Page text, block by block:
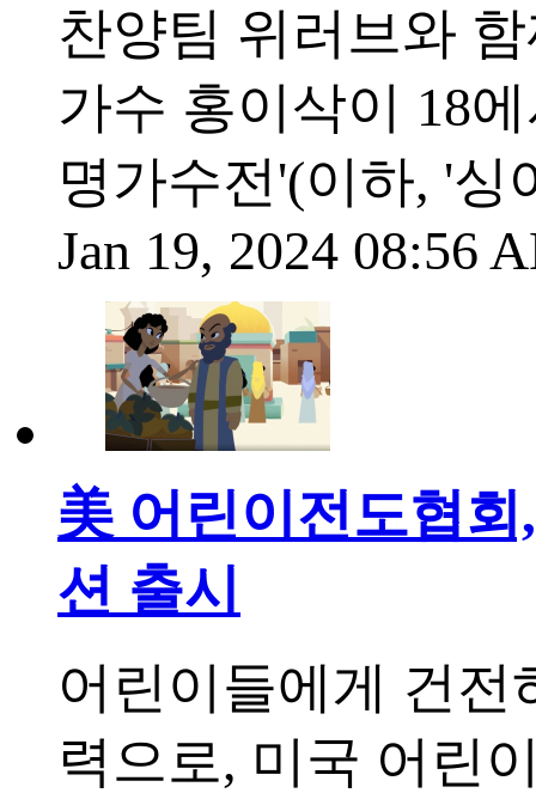
찬양팀 위러브와
가수 홍이삭이 18
명가수전'(이하, '
Jan 19, 2024 08:56
美 어린이전도협
션 출시
어린이들에게 건
력으로, 미국 어린